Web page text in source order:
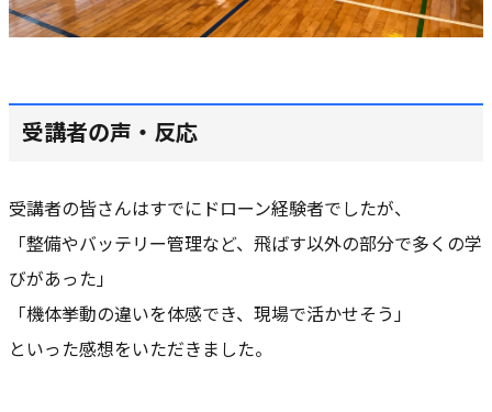
受講者の声・反応
受講者の皆さんはすでにドローン経験者でしたが、
「整備やバッテリー管理など、飛ばす以外の部分で多くの学
びがあった」
「機体挙動の違いを体感でき、現場で活かせそう」
といった感想をいただきました。